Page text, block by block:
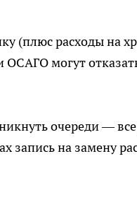
(плюс расходы на
могут
очереди —
запись на замену